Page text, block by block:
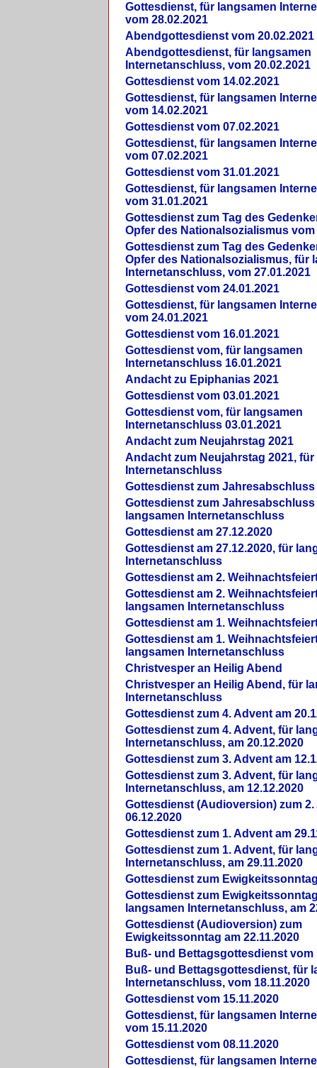
Gottesdienst, für langsamen
vom 28.02.2021
Abendgottesdienst vom 20.02.2021
Abendgottesdienst, für langsamen
Internetanschluss, vom 20.02.2021
Gottesdienst vom 14.02.2021
Gottesdienst, für langsamen
vom 14.02.2021
Gottesdienst vom 07.02.2021
Gottesdienst, für langsamen
vom 07.02.2021
Gottesdienst vom 31.01.2021
Gottesdienst, für langsamen
vom 31.01.2021
Gottesdienst zum Tag des
Opfer des Nationalsozialismus vom
Gottesdienst zum Tag des
Opfer des Nationalsozialismus, für
Internetanschluss, vom 27.01.2021
Gottesdienst vom 24.01.2021
Gottesdienst, für langsamen
vom 24.01.2021
Gottesdienst vom 16.01.2021
Gottesdienst vom, für langsamen
Internetanschluss 16.01.2021
Andacht zu Epiphanias 2021
Gottesdienst vom 03.01.2021
Gottesdienst vom, für langsamen
Internetanschluss 03.01.2021
Andacht zum Neujahrstag 2021
Andacht zum Neujahrstag 2021,
Internetanschluss
Gottesdienst zum Jahresabschluss
Gottesdienst zum Jahresabschluss
langsamen Internetanschluss
Gottesdienst am 27.12.2020
Gottesdienst am 27.12.2020, für
Internetanschluss
Gottesdienst am 2.
Gottesdienst am 2.
langsamen Internetanschluss
Gottesdienst am 1.
Gottesdienst am 1.
langsamen Internetanschluss
Christvesper an Heilig Abend
Christvesper an Heilig Abend, für
Internetanschluss
Gottesdienst zum 4. Advent am
Gottesdienst zum 4. Advent, für
Internetanschluss, am 20.12.2020
Gottesdienst zum 3. Advent am
Gottesdienst zum 3. Advent, für
Internetanschluss, am 12.12.2020
Gottesdienst (Audioversion) zum 2.
06.12.2020
Gottesdienst zum 1. Advent am
Gottesdienst zum 1. Advent, für
Internetanschluss, am 29.11.2020
Gottesdienst zum
Gottesdienst zum
langsamen Internetanschluss, am
Gottesdienst (Audioversion) zum
Ewigkeitssonntag am 22.11.2020
Buß- und Bettagsgottesdienst vom
Buß- und Bettagsgottesdienst, für
Internetanschluss, vom 18.11.2020
Gottesdienst vom 15.11.2020
Gottesdienst, für langsamen
vom 15.11.2020
Gottesdienst vom 08.11.2020
Gottesdienst, für langsamen